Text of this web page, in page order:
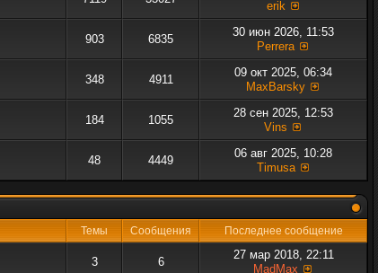
erik
903 6835
30 июн 2026, 11:53
Perrera
348 4911
09 окт 2025, 06:34
MaxBarsky
184 1055
28 сен 2025, 12:53
Vins
48 4449
06 авг 2025, 10:28
Timusa
Темы Сообщения Последнее сообщение
3 6
27 мар 2018, 22:11
MadMax